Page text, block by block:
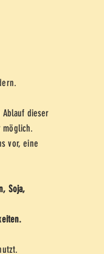
dieser
möglich.
vor, eine
Soja,